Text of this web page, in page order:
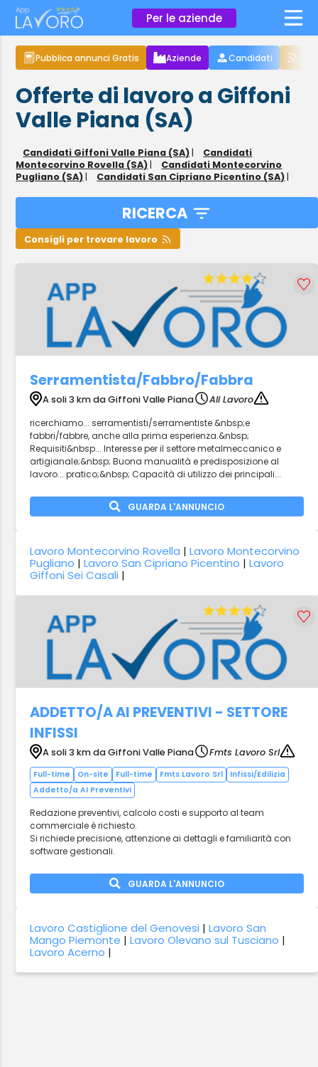
Per le aziende ×
Pubblica annunci Gratis Aziende Candidati
Offerte di lavoro a Giffoni
Valle Piana (SA)
Candidati Giffoni Valle Piana (SA) |
Candidati
Montecorvino Rovella (SA) |
Candidati Montecorvino
Pugliano (SA) | Candidati San Cipriano Picentino (SA) |
RICERCA
Consigli per trovare lavoro
Serramentista/Fabbro/Fabbra
A soli 3 km da Giffoni Valle Piana
Ali Lavoro
ricerchiamo... serramentisti/serramentiste &nbsp;e
fabbri/fabbre, anche alla prima esperienza.&nbsp;
Requisiti&nbsp... Interesse per il settore metalmeccanico e
artigianale;&nbsp; Buona manualità e predisposizione al
lavoro... pratico;&nbsp; Capacità di utilizzo dei principali...
GUARDA L'ANNUNCIO
Lavoro Montecorvino Rovella |Lavoro Montecorvino
Pugliano |Lavoro San Cipriano Picentino |Lavoro
Giffoni Sei Casali |
ADDETTO/A AI PREVENTIVI - SETTORE
INFISSI
A soli 3 km da Giffoni Valle Piana Fmts Lavoro Srl
Full-time On-site Full-time Fmts Lavoro Srl
Infissi/Edilizia
Addetto/a AI Preventivi
Redazione preventivi, calcolo costi e supporto al team
commerciale è richiesto.
Si richiede precisione, attenzione ai dettagli e familiarità con
software gestionali.
GUARDA L'ANNUNCIO
Lavoro Castiglione del Genovesi |Lavoro San
Mango Piemonte |Lavoro Olevano sul Tusciano |
Lavoro Acerno |